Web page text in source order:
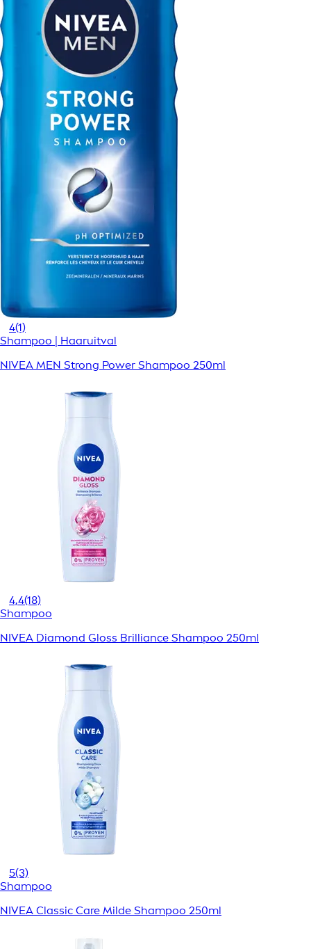
4(1)
Shampoo | Haaruitval
NIVEA MEN Strong Power Shampoo 250ml
4,4(18)
Shampoo
NIVEA Diamond Gloss Brilliance Shampoo 250ml
5(3)
Shampoo
NIVEA Classic Care Milde Shampoo 250ml